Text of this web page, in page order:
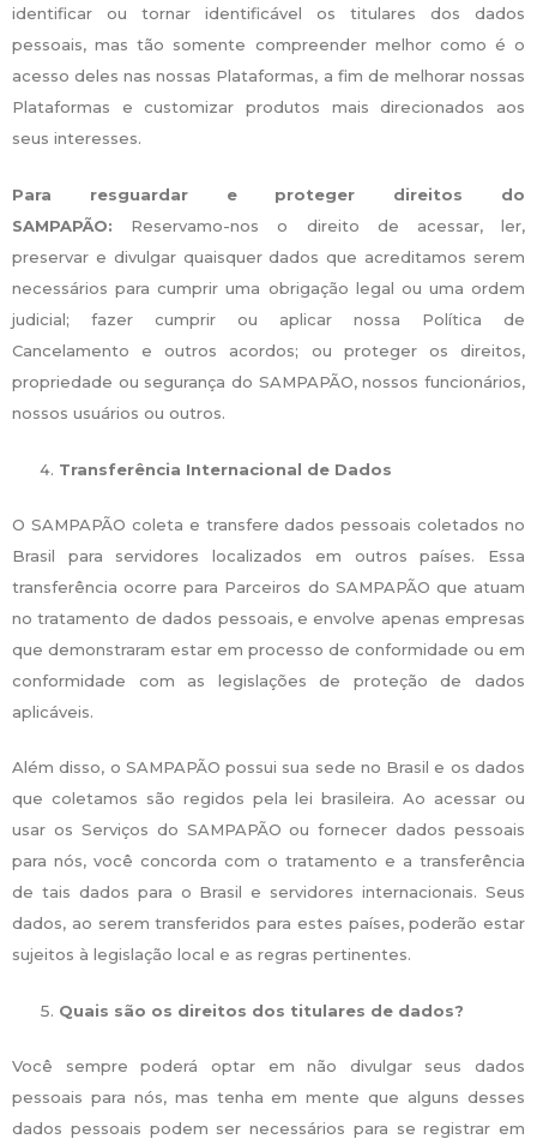
identificar ou tornar identificável os titulares dos dados
pessoais, mas tão somente compreender melhor como é o
acesso deles nas nossas Plataformas, a fim de melhorar nossas
Plataformas e customizar produtos mais direcionados aos
seus interesses.
Para resguardar e proteger direitos do
SAMPAPÃO: Reservamo-nos o direito de acessar, ler,
preservar e divulgar quaisquer dados que acreditamos serem
necessários para cumprir uma obrigação legal ou uma ordem
judicial; fazer cumprir ou aplicar nossa Política de
Cancelamento e outros acordos; ou proteger os direitos,
propriedade ou segurança do SAMPAPÃO, nossos funcionários,
nossos usuários ou outros.
Transferência Internacional de Dados
O SAMPAPÃO coleta e transfere dados pessoais coletados no
Brasil para servidores localizados em outros países. Essa
transferência ocorre para Parceiros do SAMPAPÃO que atuam
no tratamento de dados pessoais, e envolve apenas empresas
que demonstraram estar em processo de conformidade ou em
conformidade com as legislações de proteção de dados
aplicáveis.
Além disso, o SAMPAPÃO possui sua sede no Brasil e os dados
que coletamos são regidos pela lei brasileira. Ao acessar ou
usar os Serviços do SAMPAPÃO ou fornecer dados pessoais
para nós, você concorda com o tratamento e a transferência
de tais dados para o Brasil e servidores internacionais. Seus
dados, ao serem transferidos para estes países, poderão estar
sujeitos à legislação local e as regras pertinentes.
Quais são os direitos dos titulares de dados?
Você sempre poderá optar em não divulgar seus dados
pessoais para nós, mas tenha em mente que alguns desses
dados pessoais podem ser necessários para se registrar em